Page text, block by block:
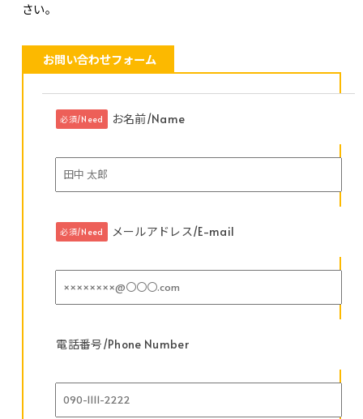
さい。
お問い合わせフォーム
必須/Need お名前/Name
必須/Need メールアドレス/E-mail
電話番号/Phone Number